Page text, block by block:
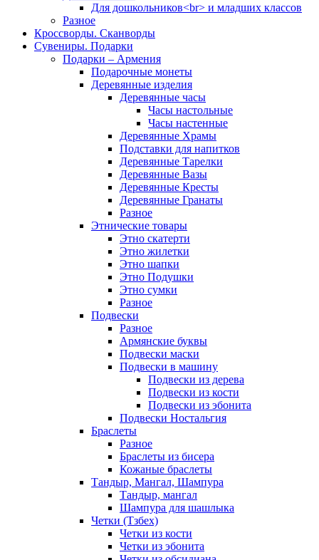
Для дошкольников<br> и младших классов
Разное
Кроссворды. Сканворды
Сувениры. Подарки
Подарки – Армения
Подарочные монеты
Деревянные изделия
Деревянные часы
Часы настольные
Часы настенные
Деревянные Храмы
Подставки для напитков
Деревянные Тарелки
Деревянные Вазы
Деревянные Кресты
Деревянные Гранаты
Разное
Этнические товары
Этно скатерти
Этно жилетки
Этно шапки
Этно Подушки
Этно сумки
Разное
Подвески
Разное
Армянские буквы
Подвески маски
Подвески в машину
Подвески из дерева
Подвески из кости
Подвески из эбонита
Подвески Ностальгия
Браслеты
Разное
Браслеты из бисера
Кожаные браслеты
Тандыр, Мангал, Шампура
Тандыр, мангал
Шампура для шашлыка
Четки (Тзбех)
Четки из кости
Четки из эбонита